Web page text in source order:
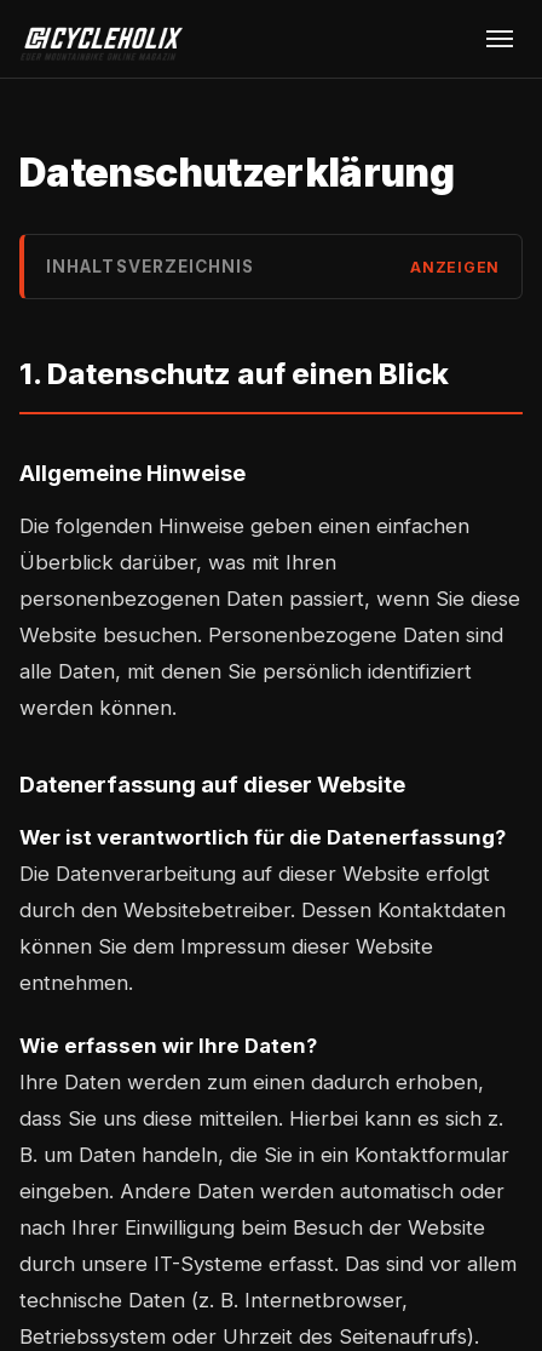
Datenschutzerklärung
INHALTSVERZEICHNIS ANZEIGEN
1. Datenschutz auf einen Blick
Allgemeine Hinweise
Die folgenden Hinweise geben einen einfachen
Überblick darüber, was mit Ihren
personenbezogenen Daten passiert, wenn Sie diese
Website besuchen. Personenbezogene Daten sind
alle Daten, mit denen Sie persönlich identifiziert
werden können.
Datenerfassung auf dieser Website
Wer ist verantwortlich für die Datenerfassung?
Die Datenverarbeitung auf dieser Website erfolgt
durch den Websitebetreiber. Dessen Kontaktdaten
können Sie dem Impressum dieser Website
entnehmen.
Wie erfassen wir Ihre Daten?
Ihre Daten werden zum einen dadurch erhoben,
dass Sie uns diese mitteilen. Hierbei kann es sich z.
B. um Daten handeln, die Sie in ein Kontaktformular
eingeben. Andere Daten werden automatisch oder
nach Ihrer Einwilligung beim Besuch der Website
durch unsere IT-Systeme erfasst. Das sind vor allem
technische Daten (z. B. Internetbrowser,
Betriebssystem oder Uhrzeit des Seitenaufrufs).